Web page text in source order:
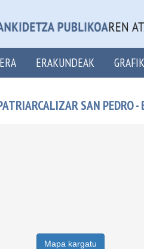
ERAKUNDEAK
SAN PEDRO
Mapa kargatu